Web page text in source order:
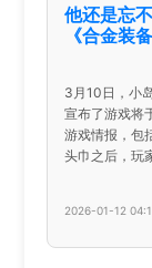
他还是忘
《合金装
3月10日，小
宣布了游戏将
游戏情报，包
头巾之后，玩
2026-01-12